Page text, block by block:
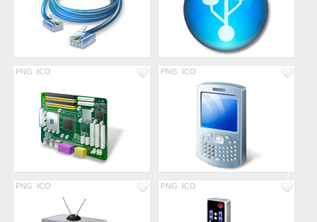
PNG ICO PNG ICO
PNG ICO PNG ICO